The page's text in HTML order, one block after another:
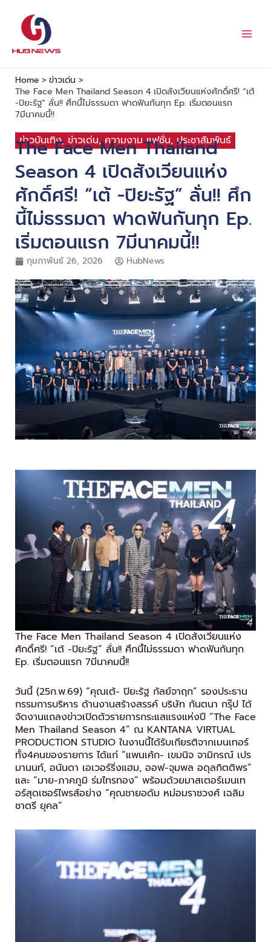
content
Home
ข่าวเด่น
The Face Men Thailand Season 4 เปิดสังเวียนแห่งศักดิ์ศรี! “เต้
-ปิยะรัฐ” ลั่น!! ศึกนี้ไม่ธรรมดา ฟาดฟันกันทุก Ep. เริ่มตอนแรก
7มีนาคมนี้!!
ข่าวบันเทิง, ข่าวเด่น,ความงาม แฟชั่น, ประชาสัมพันธ์
The Face Men Thailand
Season 4 เปิดสังเวียนแห่ง
ศักดิ์ศรี! “เต้ -ปิยะรัฐ” ลั่น!! ศึก
นี้ไม่ธรรมดา ฟาดฟันกันทุก Ep.
เริ่มตอนแรก 7มีนาคมนี้!!
กุมภาพันธ์ 26, 2026 HubNews
The Face Men Thailand Season 4 เปิดสังเวียนแห่ง
ศักดิ์ศรี! “เต้ -ปิยะรัฐ” ลั่น!! ศึกนี้ไม่ธรรมดา ฟาดฟันกันทุก
Ep. เริ่มตอนแรก 7มีนาคมนี้!!
วันนี้ (25ก.พ.69) “คุณเต้- ปิยะรัฐ กัลย์จาฤก” รองประธาน
กรรมการบริหาร ด้านงานสร้างสรรค์ บริษัท กันตนา กรุ๊ป ได้
จัดงานแถลงข่าวเปิดตัวรายการกระแสแรงแห่งปี “The Face
Men Thailand Season 4” ณ KANTANA VIRTUAL
PRODUCTION STUDIO ในงานนี้ได้รับเกียรติจากเมนเทอร์
ทั้ง4คนของรายการ ได้แก่ “แพนเค้ก- เขมนิจ จามิกรณ์ เปร
มานนท์, อนันดา เอเวอร์ริ่งแฮม, ออฟ-จุมพล อดุลกิตติพร”
และ “มาย-ภาคภูมิ ร่มไทรทอง” พร้อมด้วยมาสเตอร์เมนเท
อร์สุดเซอร์ไพรส์อย่าง “คุณชายอดัม หม่อมราชวงศ์ เฉลิม
ชาตรี ยุคล”